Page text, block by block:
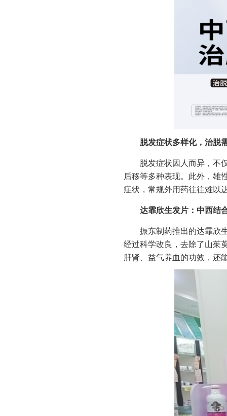
脱发症状多样化， 治脱
脱发症状因人而异，不
后移等多种表现。此外，雄
症状，常规外用药往往难以
达霏欣生发片：中西结
振东制药推出的达霏欣
经过科学改良，去除了山茱
肝肾、益气养血的功效，还